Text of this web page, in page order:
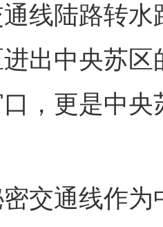
线陆路转
出中央苏
，更是中
通线作为